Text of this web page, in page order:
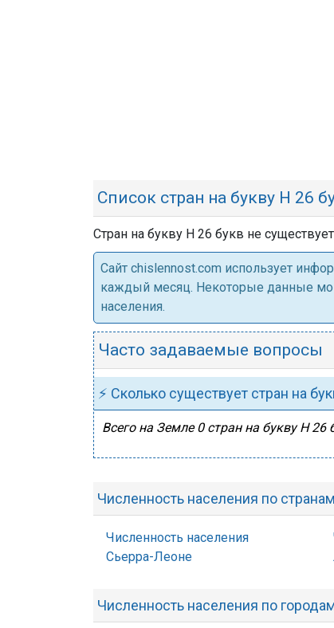
Список стран на букву Н 26
Стран на букву Н 26 букв не
Cайт chislennost.com использует
каждый месяц. Некоторые данные
населения.
Часто задаваемые вопросы
⚡ Сколько существует стран на
Всего на Земле 0 стран на букву Н 26
Численность населения по странам
Численность населения
Сьерра-Леоне
Численность населения по